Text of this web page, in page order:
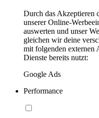
Durch das Akzeptieren
unserer Online-
auswerten und unser
gleichen wir deine
mit folgenden externen
Dienste bereits nutzt:
Google Ads
Performance